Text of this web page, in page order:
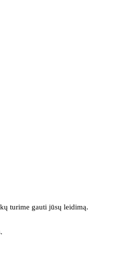
turime gauti jūsų leidimą.